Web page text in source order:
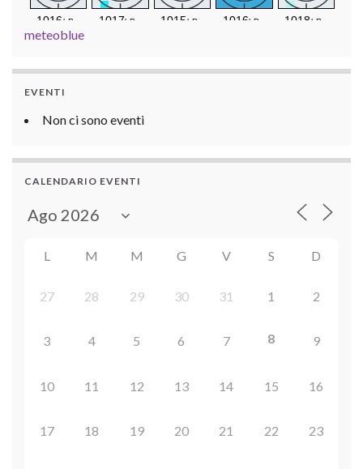
meteoblue
EVENTI
Non ci sono eventi
CALENDARIO EVENTI
L M M G V S D
27 28 29 30 31 1 2
3 4 5 6 7 8 9
10 11 12 13 14 15 16
17 18 19 20 21 22 23